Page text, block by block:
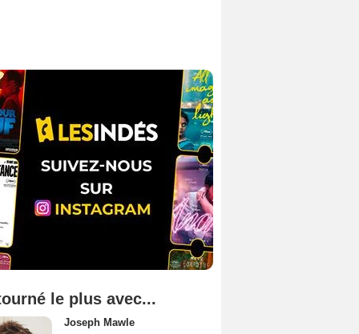
le plus avec...
Joseph Mawle